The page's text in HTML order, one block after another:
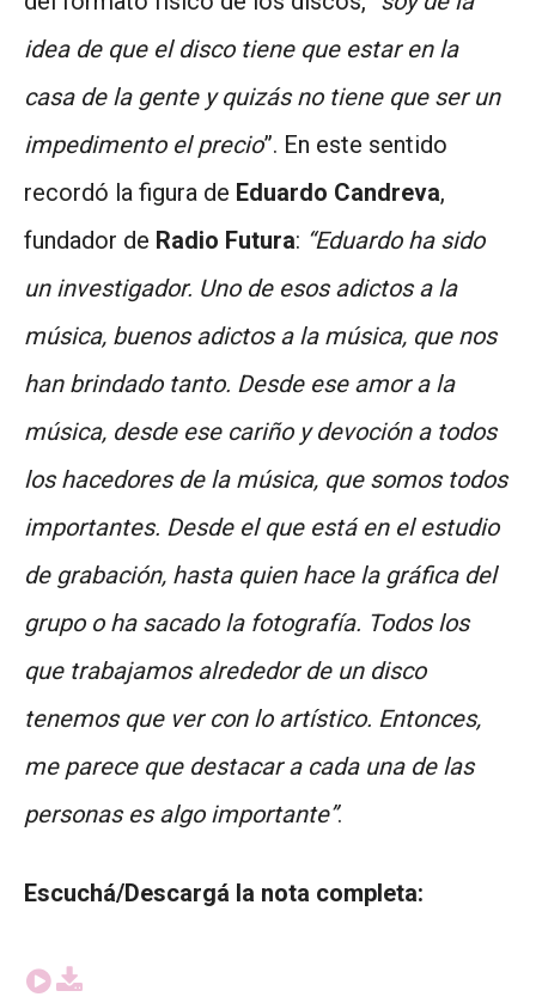
idea de que el disco tiene que estar en la
casa de la gente y quizás no tiene que ser un
impedimento el precio”. En este sentido
recordó la figura de Eduardo Candreva,
fundador de Radio Futura: “Eduardo ha sido
un investigador. Uno de esos adictos a la
música, buenos adictos a la música, que nos
han brindado tanto. Desde ese amor a la
música, desde ese cariño y devoción a todos
los hacedores de la música, que somos todos
importantes. Desde el que está en el estudio
de grabación, hasta quien hace la gráfica del
grupo o ha sacado la fotografía. Todos los
que trabajamos alrededor de un disco
tenemos que ver con lo artístico. Entonces,
me parece que destacar a cada una de las
personas es algo importante”.
Escuchá/Descargá la nota completa: